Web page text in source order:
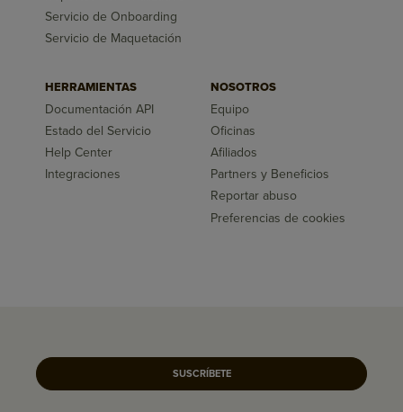
Servicio de Onboarding
Servicio de Maquetación
HERRAMIENTAS
Documentación API
Estado del Servicio
Help Center
Integraciones
NOSOTROS
Equipo
Oficinas
Afiliados
Partners y Beneficios
Reportar abuso
Preferencias de cookies
SUSCRÍBETE